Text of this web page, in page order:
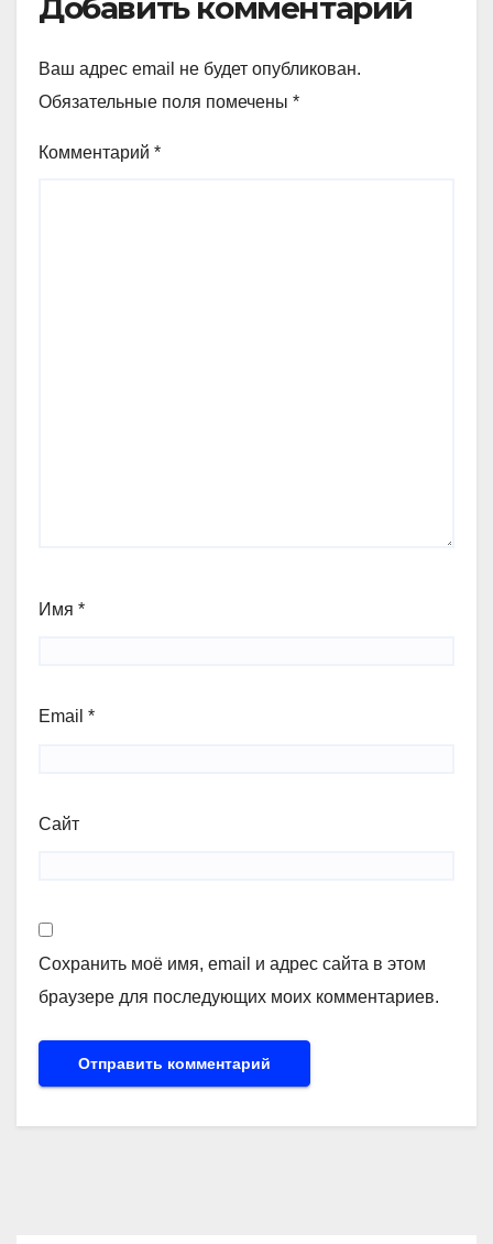
Добавить комментарий
Ваш адрес email не будет опубликован.
Обязательные поля помечены *
Комментарий *
Имя *
Email *
Сайт
Сохранить моё имя, email и адрес сайта в этом
браузере для последующих моих комментариев.